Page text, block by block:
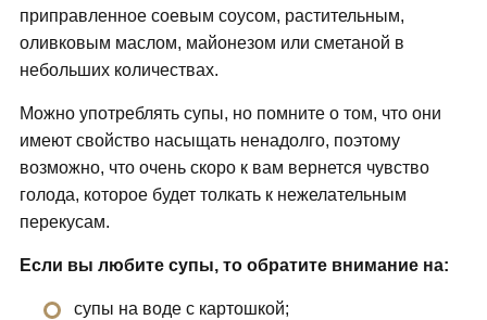
приправленное соевым соусом, растительным,
оливковым маслом, майонезом или сметаной в
небольших количествах.
Можно употреблять супы, но помните о том, что они
имеют свойство насыщать ненадолго, поэтому
возможно, что очень скоро к вам вернется чувство
голода, которое будет толкать к нежелательным
перекусам.
Если вы любите супы, то обратите внимание на:
супы на воде с картошкой;